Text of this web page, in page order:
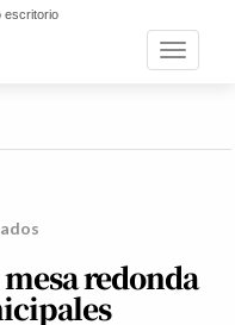
escritorio
Toggle
redonda